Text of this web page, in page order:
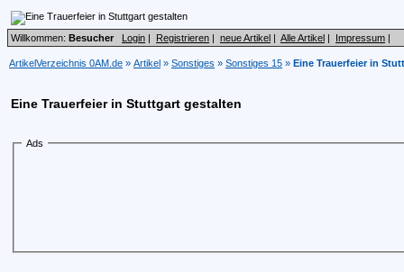
Willkommen: Besucher Login | Registrieren | neue Artikel | Alle Artikel | Impressum |
ArtikelVerzeichnis 0AM.de » Artikel » Sonstiges » Sonstiges 15 » Eine Trauerfeier in
Eine Trauerfeier in Stuttgart gestalten
Ads